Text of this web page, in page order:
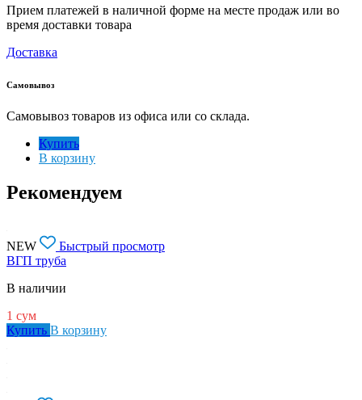
Прием платежей в наличной форме на месте продаж или во
время доставки товара
Доставка
Самовывоз
Самовывоз товаров из офиса или со склада.
Купить
В корзину
Рекомендуем
NEW
Быстрый просмотр
ВГП труба
В наличии
1 сум
Купить В корзину